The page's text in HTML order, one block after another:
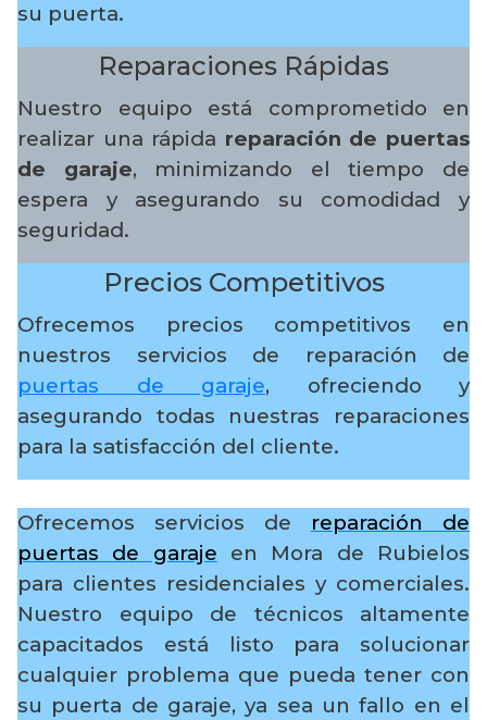
su puerta.
Reparaciones Rápidas
Nuestro equipo está comprometido en
realizar una rápida reparación de puertas
de garaje, minimizando el tiempo de
espera y asegurando su comodidad y
seguridad.
Precios Competitivos
Ofrecemos precios competitivos en
nuestros servicios de reparación de
puertas de garaje, ofreciendo y
asegurando todas nuestras reparaciones
para la satisfacción del cliente.
Ofrecemos servicios de reparación de
puertas de garaje en Mora de Rubielos
para clientes residenciales y comerciales.
Nuestro equipo de técnicos altamente
capacitados está listo para solucionar
cualquier problema que pueda tener con
su puerta de garaje, ya sea un fallo en el